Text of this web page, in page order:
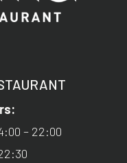
– 22:00